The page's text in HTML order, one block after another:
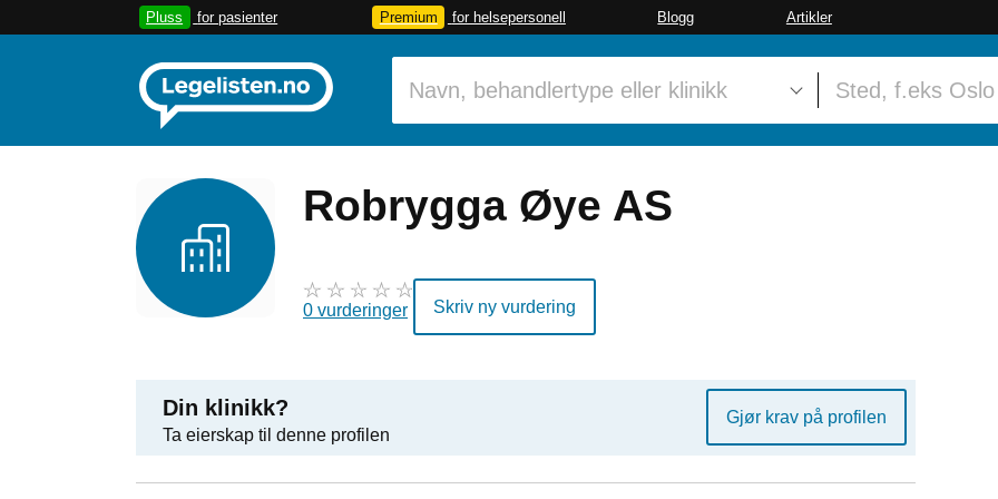
Pluss for pasienter Premium for helsepersonell Blogg Artikler
Robrygga Øye AS
0 vurderinger Skriv ny vurdering
Din klinikk?
Ta eierskap til denne profilen
Gjør krav på profilen